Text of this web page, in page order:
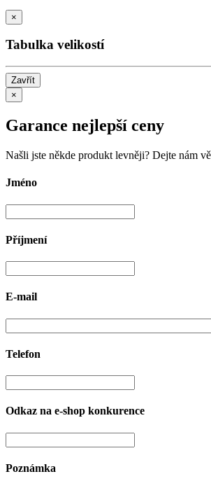
×
Tabulka velikostí
Zavřít
×
Garance nejlepší ceny
Našli jste někde produkt levněji? Dejte nám
Jméno
Příjmení
E-mail
Telefon
Odkaz na e-shop konkurence
Poznámka